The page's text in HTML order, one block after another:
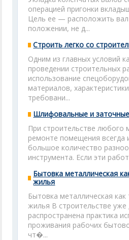
операцией пригонки
Цель ее — расположить
положении, не д...
Строить легко со
Одним из главных условий
проведении строительных
использование
материалов,
требовани...
Шлифовальные и
При строительстве любого
ремонте помещения всегда
большое количество
инструмента. Если эти
Бытовка металлическая
жилья
Бытовка металлическая
жилья В строительстве уже
распространена практика
проживания рабочих
чт�...